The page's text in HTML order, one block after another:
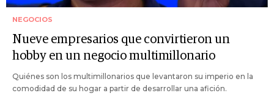
NEGOCIOS
Nueve empresarios que convirtieron un
hobby en un negocio multimillonario
Quiénes son los multimillonarios que levantaron su imperio en la
comodidad de su hogar a partir de desarrollar una afición.